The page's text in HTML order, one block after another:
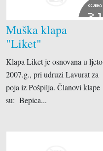
OCJENA
2.1
Muška klapa
"Liket"
Klapa Liket je osnovana u ljeto
2007.g., pri udruzi Lavurat za
poja iz Pošpilja. Članovi klape
su: Bepica...